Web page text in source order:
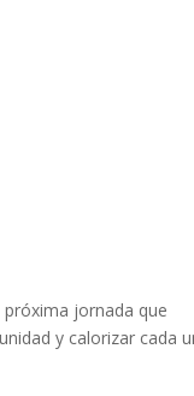
jornada que
y calorizar cada